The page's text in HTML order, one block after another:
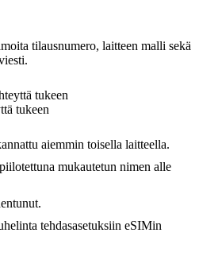
tilausnumero, laitteen malli sekä
tukeen
tukeen
aiemmin toisella laitteella.
mukautetun nimen alle
tehdasasetuksiin eSIMin